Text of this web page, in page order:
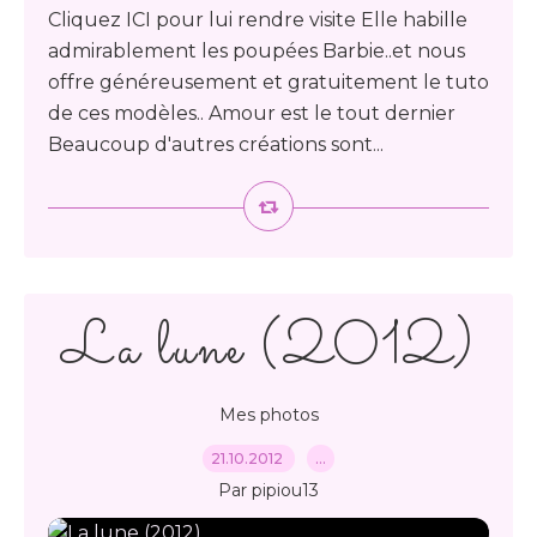
Cliquez ICI pour lui rendre visite Elle habille
admirablement les poupées Barbie..et nous
offre généreusement et gratuitement le tuto
de ces modèles.. Amour est le tout dernier
Beaucoup d'autres créations sont...
La lune (2012)
Mes photos
21.10.2012 …
Par pipiou13